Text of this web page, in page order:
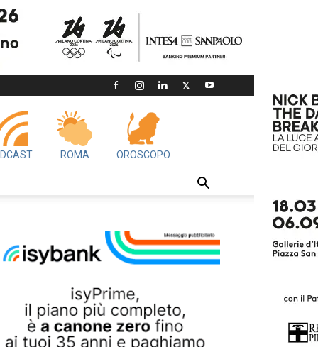
ROMA OROSCOPO